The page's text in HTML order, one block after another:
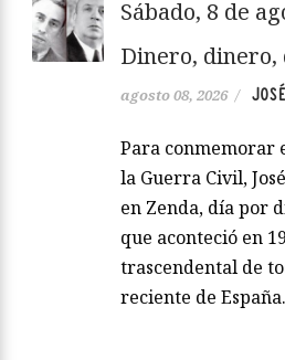
Sábado, 8 de
Dinero, dinero,
agosto 08, 2026 /
Para conmemorar
la Guerra Civil,
en Zenda, día por
que aconteció en
trascendental de
reciente de España.